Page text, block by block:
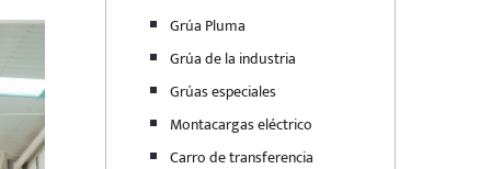
Grúa Pluma
Grúa de la industria
Grúas especiales
Montacargas eléctrico
Carro de transferencia